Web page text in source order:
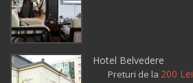
Hotel Belvedere
Preturi de la 200 Lei